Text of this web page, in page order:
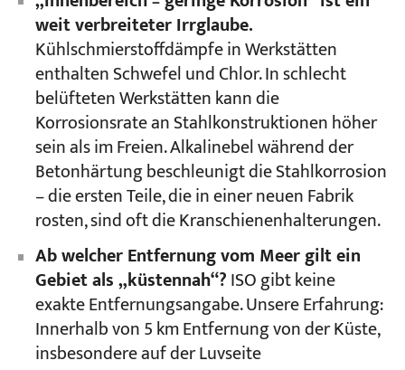
weit verbreiteter Irrglaube.
Kühlschmierstoffdämpfe in Werkstätten
enthalten Schwefel und Chlor. In schlecht
belüfteten Werkstätten kann die
Korrosionsrate an Stahlkonstruktionen höher
sein als im Freien. Alkalinebel während der
Betonhärtung beschleunigt die Stahlkorrosion
– die ersten Teile, die in einer neuen Fabrik
rosten, sind oft die Kranschienenhalterungen.
Ab welcher Entfernung vom Meer gilt ein
Gebiet als „küstennah“?ISO gibt keine
exakte Entfernungsangabe. Unsere Erfahrung:
Innerhalb von 5 km Entfernung von der Küste,
insbesondere auf der Luvseite